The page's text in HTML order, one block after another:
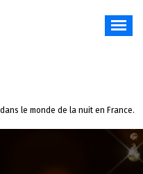
le monde de la nuit en France.